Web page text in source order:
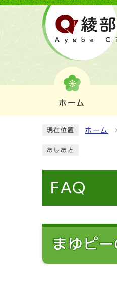
ホーム
現在位置 ホーム
あしあと
FAQ
まゆピ